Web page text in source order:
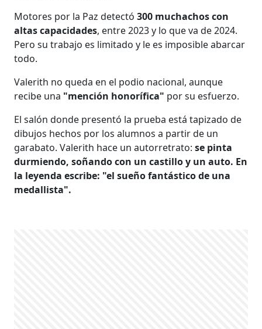
Motores por la Paz detectó300 muchachos con
altas capacidades, entre 2023 y lo que va de 2024.
Pero su trabajo es limitado y le es imposible abarcar
todo.
Valerith no queda en el podio nacional, aunque
recibe una "mención honorífica" por su esfuerzo.
El salón donde presentó la prueba está tapizado de
dibujos hechos por los alumnos a partir de un
garabato. Valerith hace un autorretrato:se pinta
durmiendo, soñando con un castillo y un auto. En
la leyenda escribe: "el sueño fantástico de una
medallista".